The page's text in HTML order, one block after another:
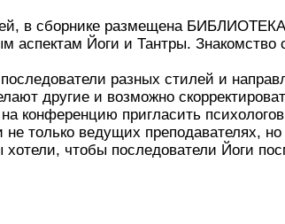
в сборнике размещена
аспектам Йоги и Тантры.
разных стилей и
другие и возможно
конференцию пригласить
только ведущих преподавателях, но
чтобы последователи Йоги